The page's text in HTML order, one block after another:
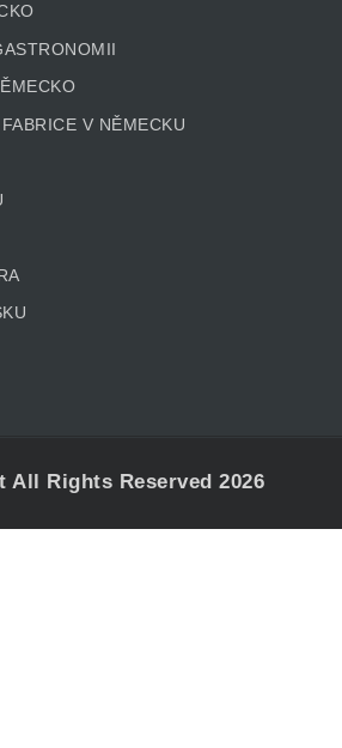
V NĚMECKU
All Rights Reserved 2026